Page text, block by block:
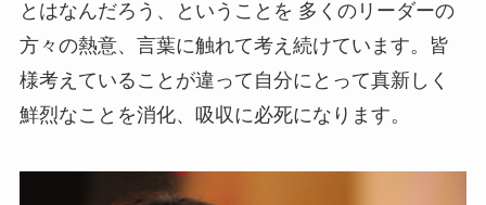
とはなんだろう、ということを 多くのリーダーの
方々の熱意、言葉に触れて考え続けています。皆
様考えていることが違って自分にとって真新しく
鮮烈なことを消化、吸収に必死になります。